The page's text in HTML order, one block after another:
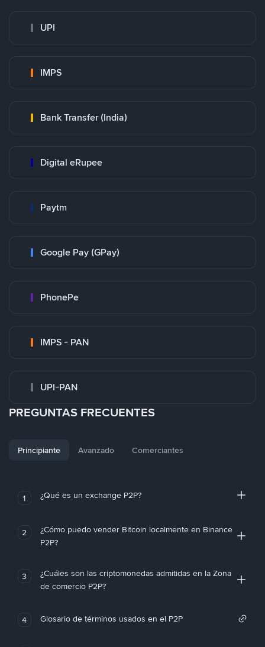
UPI
IMPS
Bank Transfer (India)
Digital eRupee
Paytm
Google Pay (GPay)
PhonePe
IMPS - PAN
UPI-PAN
PREGUNTAS FRECUENTES
Principiante Avanzado Comerciantes
1 ¿Qué es un exchange P2P?
2
¿Cómo puedo vender Bitcoin localmente en Binance
P2P?
3
¿Cuáles son las criptomonedas admitidas en la Zona
de comercio P2P?
4 Glosario de términos usados en el P2P